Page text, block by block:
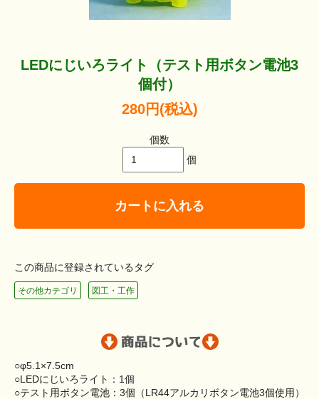
LEDにじいろライト（テスト用ボタン電池3
個付）
280円(税込)
個数
個
カートに入れる
この商品に登録されているタグ
その他カテゴリ 図工・工作
○φ5.1×7.5cm
○LEDにじいろライト：1個
○テスト用ボタン電池：3個（LR44アルカリボタン電池3個使用）